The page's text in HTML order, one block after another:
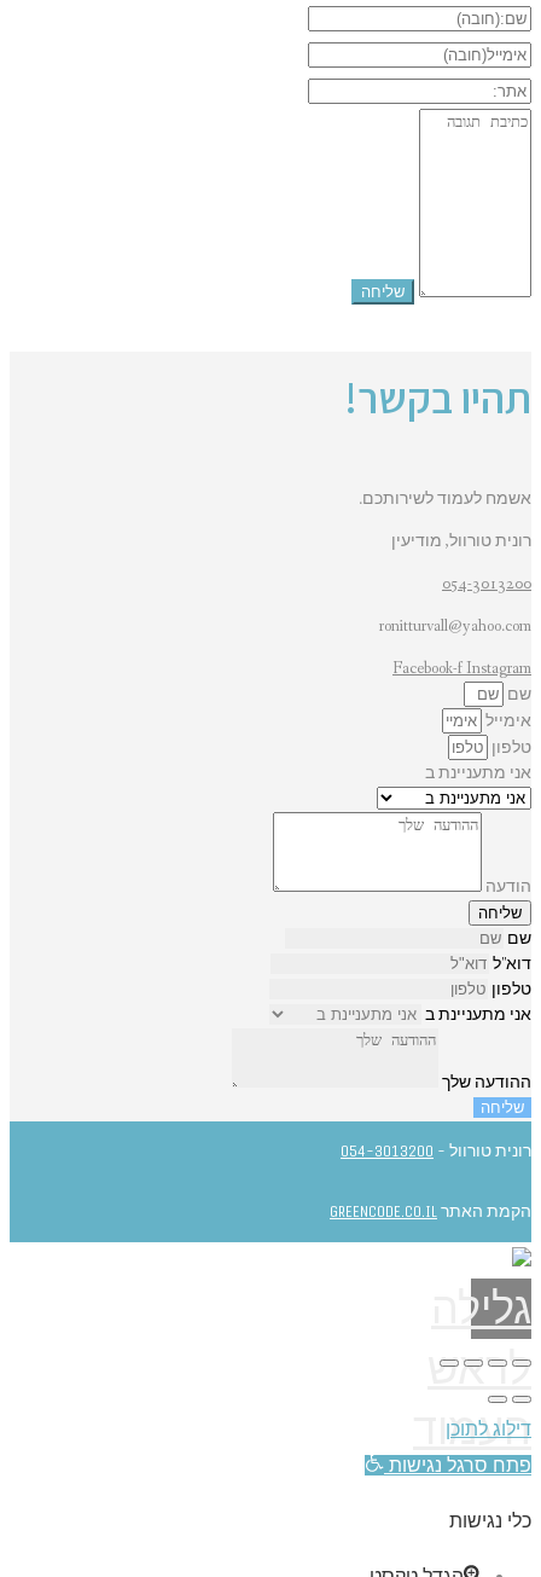
תהיו בקשר!
אשמח לעמוד לשירותכם.
רונית טורוול, מודיעין
054-3013200
ronitturvall@yahoo.com
Facebook-f Instagram
שם
אימייל
טלפון
אני מתעניינת ב
הודעה
שליחה
שם
דוא"ל
טלפון
אני מתעניינת ב
ההודעה שלך
שליחה
רונית טורוול - 054-3013200
הקמת האתרGREENCODE.CO.IL
גלילה
לראש
העמוד
דילוג לתוכן
פתח סרגל נגישות
כלי נגישות